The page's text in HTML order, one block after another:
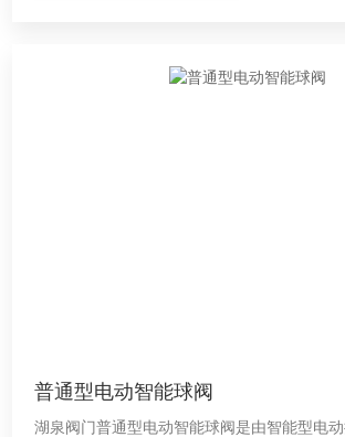
普通型电动智能球阀
湖泉阀门普通型电动智能球阀是由智能型电